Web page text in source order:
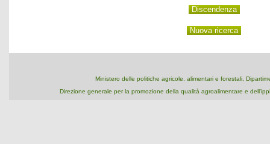
Ministero delle politiche agricole, alimentari e forestali,
Direzione generale per la promozione della qualità agroalimentare e